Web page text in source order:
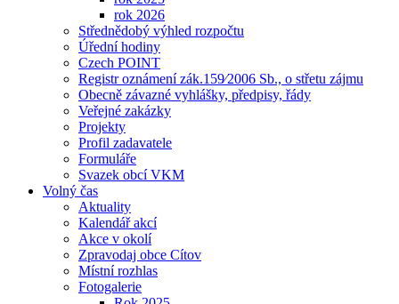
rok 2026
Střednědobý výhled rozpočtu
Úřední hodiny
Czech POINT
Registr oznámení zák.159⁄2006 Sb., o střetu zájmu
Obecně závazné vyhlášky, předpisy, řády
Veřejné zakázky
Projekty
Profil zadavatele
Formuláře
Svazek obcí VKM
Volný čas
Aktuality
Kalendář akcí
Akce v okolí
Zpravodaj obce Cítov
Místní rozhlas
Fotogalerie